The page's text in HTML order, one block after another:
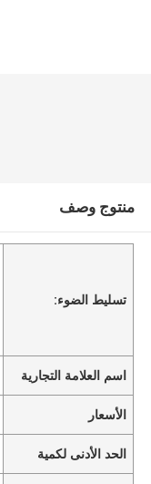
منتوج وصف
تسليط الضوء:
اسم العلامة التجارية
الأسعار
الحد الأدنى لكمية